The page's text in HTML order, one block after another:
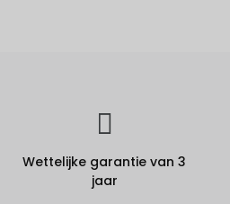
Wettelijke garantie van 3
jaar